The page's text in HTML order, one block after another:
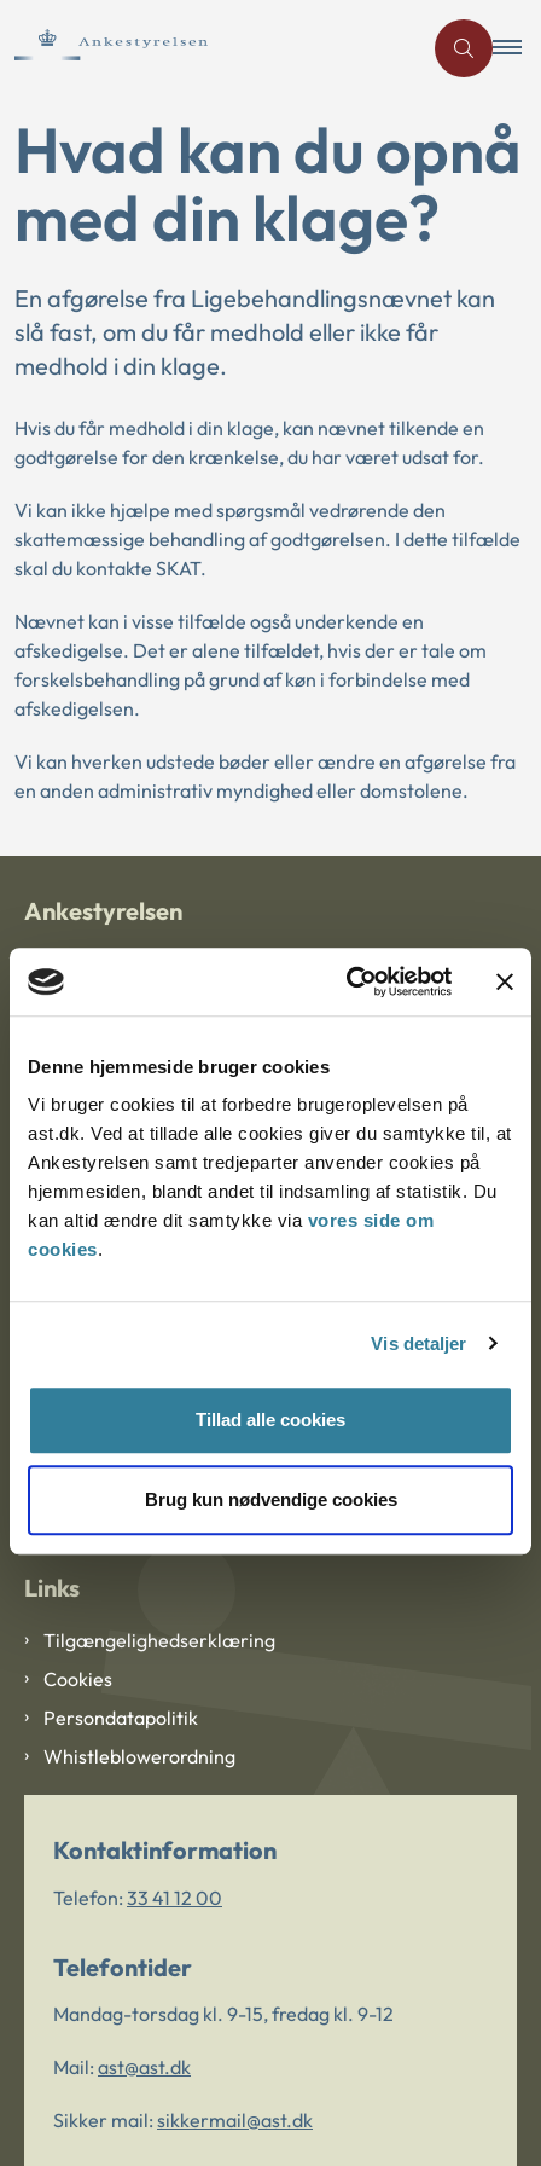
Denne hjemmeside bruger cookies
Vi bruger cookies til at forbedre brugeroplevelsen på
ast.dk. Ved at tillade alle cookies giver du samtykke til, at
Ankestyrelsen samt tredjeparter anvender cookies på
hjemmesiden, blandt andet til indsamling af statistik. Du
kan altid ændre dit samtykke via vores side om
cookies.
Vis detaljer
Tillad alle cookies
Brug kun nødvendige cookies
Hvad kan du opnå
med din klage?
En afgørelse fra Ligebehandlingsnævnet kan
slå fast, om du får medhold eller ikke får
medhold i din klage.
Hvis du får medhold i din klage, kan nævnet tilkende en
godtgørelse for den krænkelse, du har været udsat for.
Vi kan ikke hjælpe med spørgsmål vedrørende den
skattemæssige behandling af godtgørelsen. I dette tilfælde
skal du kontakte SKAT.
Nævnet kan i visse tilfælde også underkende en
afskedigelse. Det er alene tilfældet, hvis der er tale om
forskelsbehandling på grund af køn i forbindelse med
afskedigelsen.
Vi kan hverken udstede bøder eller ændre en afgørelse fra
en anden administrativ myndighed eller domstolene.
Ankestyrelsen
Nytorv 7, 2. sal
Ankestyrelsen Aalborg
Ankestyrelsen København
EAN: 57 98 000 35 48 21
Om Ankestyrelsen
Om Ankestyrelsen
Blanketter og kontaktformularer
Links
Tilgængelighedserklæring
Cookies
Persondatapolitik
Whistleblowerordning
Kontaktinformation
Telefon: 33 41 12 00
Telefontider
Mandag-torsdag kl. 9-15, fredag kl. 9-12
Mail: ast@ast.dk
Sikker mail: sikkermail@ast.dk